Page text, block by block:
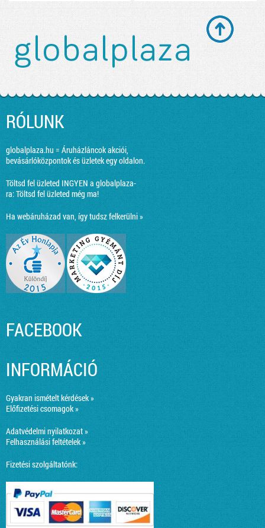
RÓLUNK
globalplaza.hu = Áruházláncok akciói,
bevásárlóközpontok és üzletek egy oldalon.
Töltsd fel üzleted INGYEN a globalplaza-
ra:Töltsd fel üzleted még ma!
Ha webáruházad van, így tudsz felkerülni »
FACEBOOK
INFORMÁCIÓ
Gyakran ismételt kérdések »
Előfizetési csomagok »
Adatvédelmi nyilatkozat »
Felhasználási feltételek »
Fizetési szolgáltatónk: